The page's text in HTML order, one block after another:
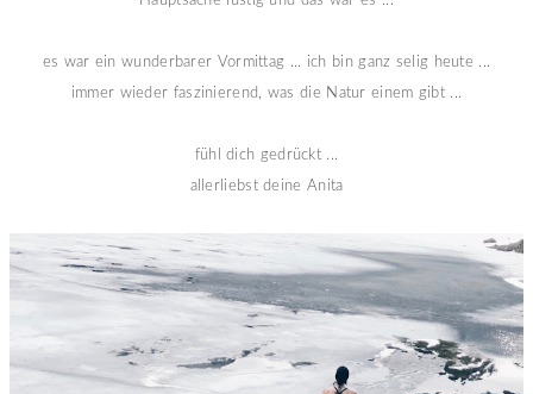
es war ein wunderbarer Vormittag ... ich bin ganz selig heute ...
immer wieder faszinierend, was die Natur einem gibt ...
fühl dich gedrückt ...
allerliebst deine Anita